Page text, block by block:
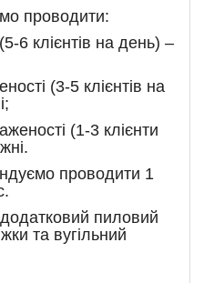
проводити:
6 клієнтів на день) –
(3-5 клієнтів на
(1-3 клієнти
проводити 1
пиловий
та вугільний